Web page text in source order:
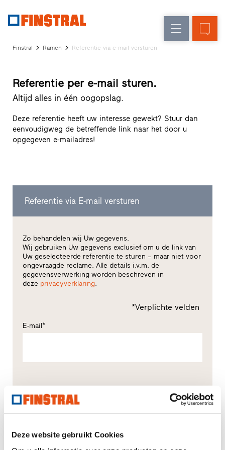
Deze website gebruikt Cookies
Glasgevels
Studio
zoeken
toegang
Finstral Ramen Referentie via e-mail versturen
Referentie per e-mail sturen.
Altijd alles in één oogopslag.
Deze referentie heeft uw interesse gewekt? Stuur dan
eenvoudigweg de betreffende link naar het door u
opgegeven e-mailadres!
Referentie via E-mail versturen
Zo behandelen wij Uw gegevens.
Wij gebruiken Uw gegevens exclusief om u de link van
Uw geselecteerde referentie te sturen – maar niet voor
ongevraagde reclame. Alle details i.v.m. de
gegevensverwerking worden beschreven in
deze privacyverklaring.
*Verplichte velden
E-mail*
Gegevensverwerking bij Finstral (privacyverklaring)
en dat u meerderjarig of ten minste 16 jaar oud bent